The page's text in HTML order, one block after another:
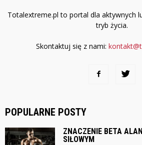
Totalextreme.pl to portal dla aktywnych
tryb życia.
Skontaktuj się z nami:
POPULARNE POSTY
ZNACZENIE BETA
SIŁOWYM